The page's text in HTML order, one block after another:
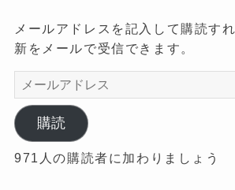
メールアドレスを記入して購読す
新をメールで受信できます。
メ
ー
ル
ア
ド
購読
971人の購読者に加わりましょう